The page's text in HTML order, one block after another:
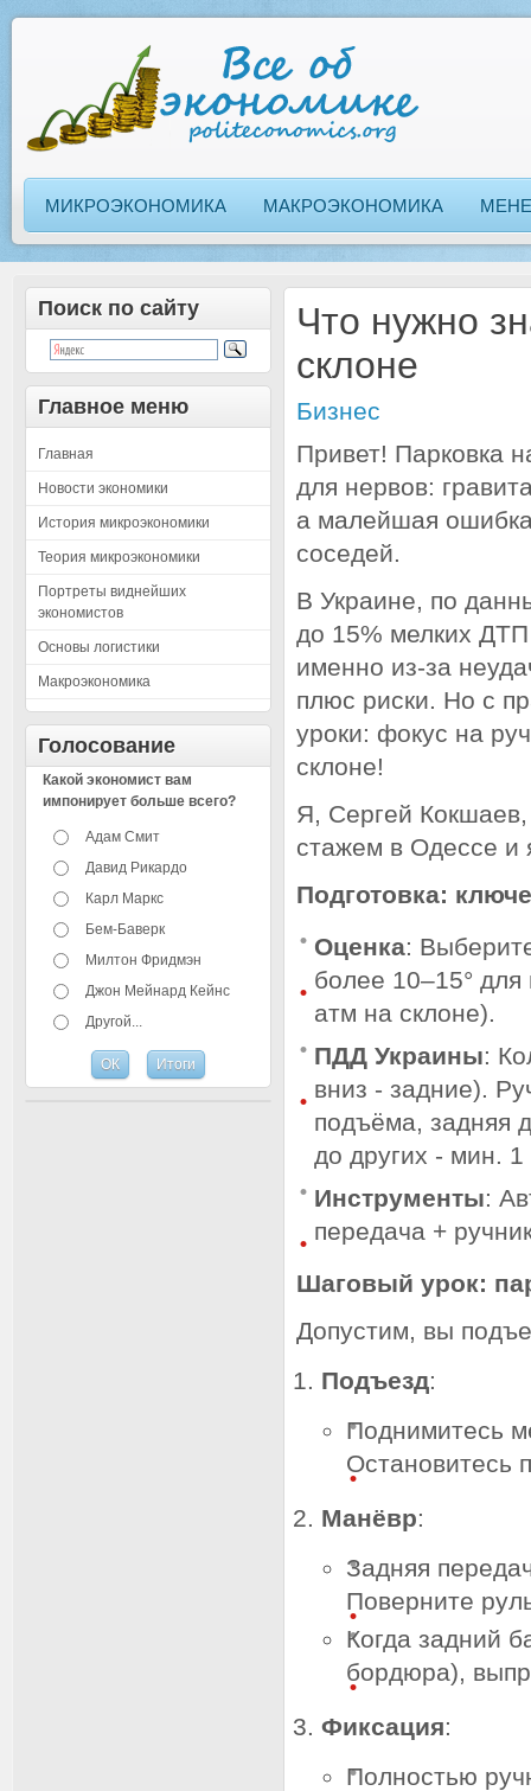
МИКРОЭКОНОМИКА МАКРОЭКОНОМИКА
Поиск по сайту
Главное меню
Главная
Новости экономики
История микроэкономики
Теория микроэкономики
Портреты виднейших
экономистов
Основы логистики
Макроэкономика
Голосование
Какой экономист вам
импонирует больше всего?
Адам Смит
Давид Рикардо
Карл Маркс
Бем-Баверк
Милтон Фридмэн
Джон Мейнард Кейнс
Другой...
Что нужно
склоне
Бизнес
Привет! Парковка
для нервов:
а малейшая
соседей.
В Украине, по
до 15% мелких
именно из-за
плюс риски. Но с
уроки: фокус на
склоне!
Я, Сергей
стажем в Одессе и
Подготовка:
Оценка:
более 10–15°
атм на склоне).
ПДД Украины:
вниз - задние).
подъёма, задняя
до других - мин.
Инструменты:
передача +
Шаговый урок:
Допустим, вы
Подъезд:
Поднимитесь
Остановитесь
Манёвр:
Задняя
Поверните
Когда задний
бордюра),
Фиксация:
Полностью